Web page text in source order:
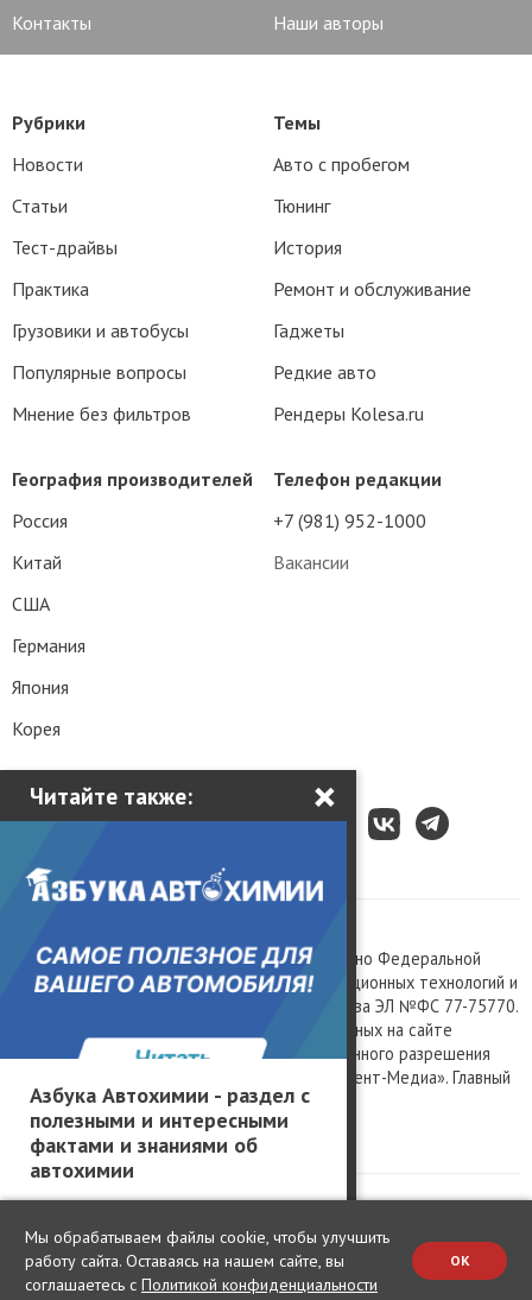
Читайте также: ×
Азбука Автохимии - раздел с
полезными и интересными
фактами и знаниями об
автохимии
Контакты
Наши авторы
Телефон редакции
+7 (981) 952-1000
Вакансии
Рубрики
Новости
Статьи
Тест-драйвы
Практика
Грузовики и автобусы
Популярные вопросы
Мнение без фильтров
Темы
Авто с пробегом
Тюнинг
История
Ремонт и обслуживание
Гаджеты
Редкие авто
Рендеры Kolesa.ru
География производителей
Россия
Китай
США
Германия
Япония
Корея
Сетевое издание «Kolesa.ru», зарегистрировано Федеральной
службой по надзору в сфере связи, информационных технологий и
массовых коммуникаций, номер свидетельства ЭЛ №ФС 77-75770.
Любое использование материалов, размещенных на сайте
www.kolesa.ru, допускается только с письменного разрешения
правообладателя. Учредитель ООО «Президент-Медиа». Главный
редактор Баландин М.А. 0+
Политика конфиденциальности
Мы обрабатываем файлы cookie, чтобы улучшить
работу сайта. Оставаясь на нашем сайте, вы
соглашаетесь с Политикой конфиденциальности
OK